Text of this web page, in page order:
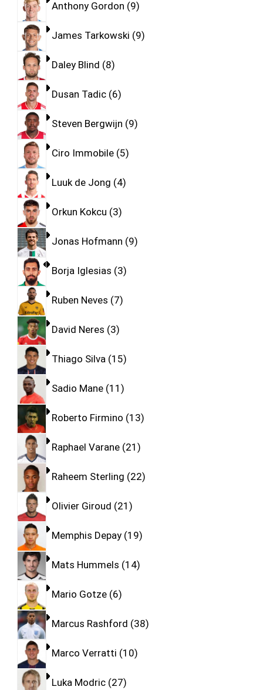
Anthony Gordon 9
James Tarkowski 9
Daley Blind 8
Dusan Tadic 6
Steven Bergwijn 9
Ciro Immobile 5
Luuk de Jong 4
Orkun Kokcu 3
Jonas Hofmann 9
Borja Iglesias 3
Ruben Neves 7
David Neres 3
Thiago Silva 15
Sadio Mane 11
Roberto Firmino 13
Raphael Varane 21
Raheem Sterling 22
Olivier Giroud 21
Memphis Depay 19
Mats Hummels 14
Mario Gotze 6
Marcus Rashford 38
Marco Verratti 10
Luka Modric 27